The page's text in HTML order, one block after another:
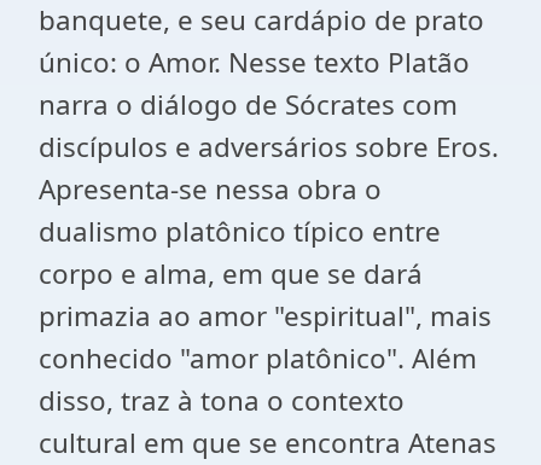
banquete, e seu cardápio de prato
único: o Amor. Nesse texto Platão
narra o diálogo de Sócrates com
discípulos e adversários sobre Eros.
Apresenta-se nessa obra o
dualismo platônico típico entre
corpo e alma, em que se dará
primazia ao amor "espiritual", mais
conhecido "amor platônico". Além
disso, traz à tona o contexto
cultural em que se encontra Atenas